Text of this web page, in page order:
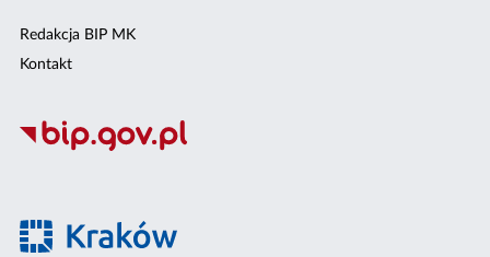
Redakcja BIP MK
Kontakt